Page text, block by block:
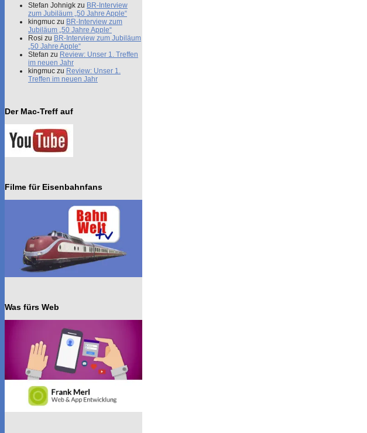
Stefan Johnigk zu BR-Interview
zum Jubiläum „50 Jahre Apple“
kingmuc zu BR-Interview zum
Jubiläum „50 Jahre Apple“
Rosi zu BR-Interview zum Jubiläum
„50 Jahre Apple“
Stefan zu Review: Unser 1. Treffen
im neuen Jahr
kingmuc zu Review: Unser 1.
Treffen im neuen Jahr
Der Mac-Treff auf
Filme für Eisenbahnfans
Was fürs Web